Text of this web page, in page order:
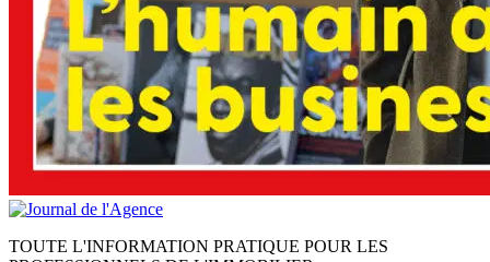
TOUTE L'INFORMATION PRATIQUE POUR LES